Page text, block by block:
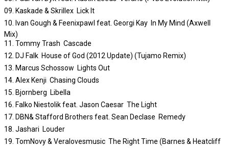
09. Kaskade & Skrillex  Lick It
10. Ivan Gough & Feenixpawl feat. Georgi Kay  In My Mind (Axwell
Mix)
11. Tommy Trash  Cascade
12. DJ Falk  House of God (2012 Update) (Tujamo Remix)
13. Marcus Schossow  Lights Out
14. Alex Kenji  Chasing Clouds
15. Bjornberg  Libella
16. Falko Niestolik feat. Jason Caesar  The Light
17. DBN& Stafford Brothers feat. Sean Declase  Remedy
18. Jashari  Louder
19. TomNovy & Veralovesmusic  The Right Time (Barnes & Heatcliff